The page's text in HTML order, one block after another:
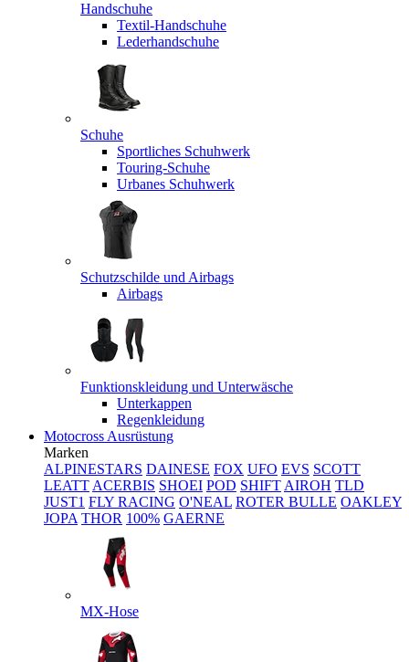
Handschuhe
Textil-Handschuhe
Lederhandschuhe
Schuhe
Sportliches Schuhwerk
Touring-Schuhe
Urbanes Schuhwerk
Schutzschilde und Airbags
Airbags
Funktionskleidung und Unterwäsche
Unterkappen
Regenkleidung
Motocross Ausrüstung
Marken
ALPINESTARS DAINESE FOX UFO EVS SCOTT
LEATT ACERBIS SHOEI POD SHIFT AIROH TLD
JUST1 FLY RACING O'NEAL ROTER BULLE OAKLEY
JOPA THOR 100% GAERNE
MX-Hose